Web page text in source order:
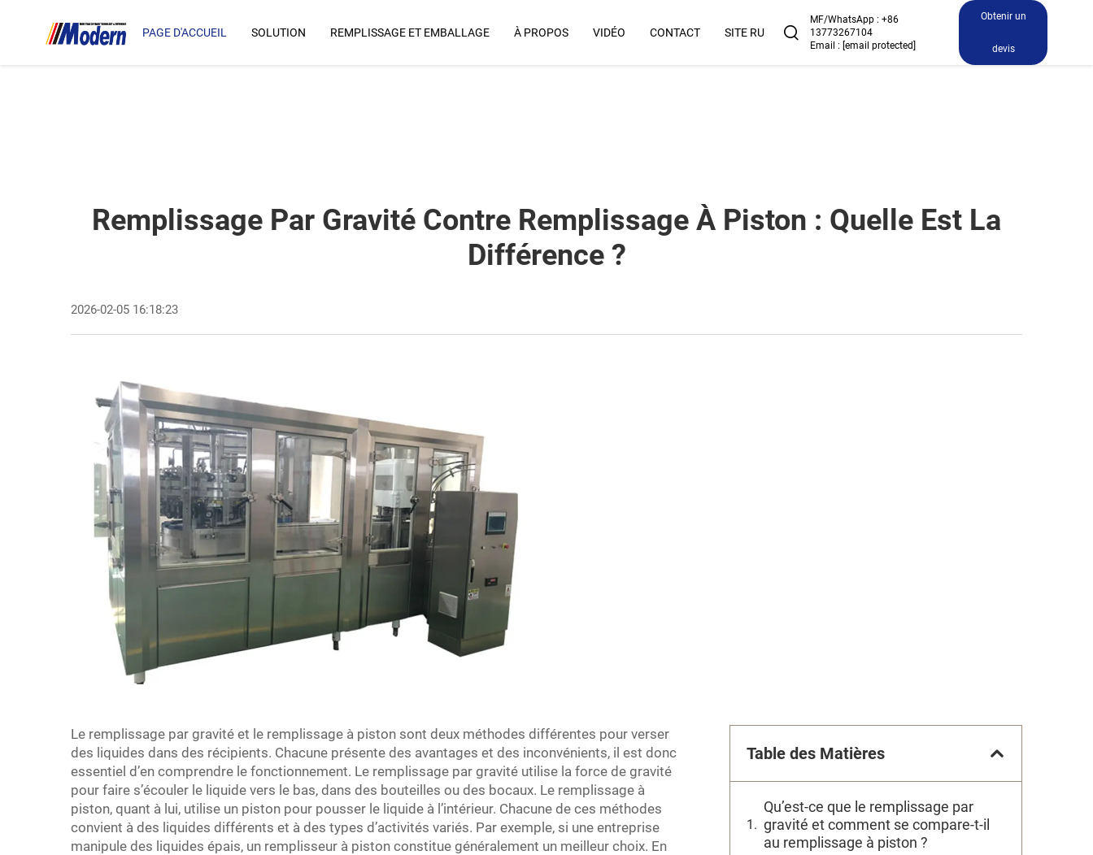
PAGE D'ACCUEIL SOLUTION REMPLISSAGE ET EMBALLAGE À PROPOS VIDÉO CONTACT SITE RU
MF/WhatsApp : +86
13773267104
Email : [email protected]
Obtenir un
devis
Remplissage Par Gravité Contre Remplissage À Piston : Quelle Est La
Différence ?
2026-02-05 16:18:23
Le remplissage par gravité et le remplissage à piston sont deux méthodes différentes pour verser
des liquides dans des récipients. Chacune présente des avantages et des inconvénients, il est donc
essentiel d’en comprendre le fonctionnement. Le remplissage par gravité utilise la force de gravité
pour faire s’écouler le liquide vers le bas, dans des bouteilles ou des bocaux. Le remplissage à
piston, quant à lui, utilise un piston pour pousser le liquide à l’intérieur. Chacune de ces méthodes
convient à des liquides différents et à des types d’activités variés. Par exemple, si une entreprise
manipule des liquides épais, un remplisseur à piston constitue généralement un meilleur choix. En
Table des Matières
Qu’est-ce que le remplissage par
gravité et comment se compare-t-il
au remplissage à piston ?